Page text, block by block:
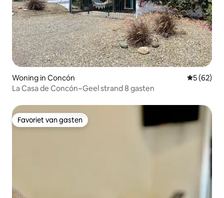
Woning in Concón
5 (62)
La Casa de Concón~Geel strand 8 gasten
Favoriet van gasten
Favoriet van gasten